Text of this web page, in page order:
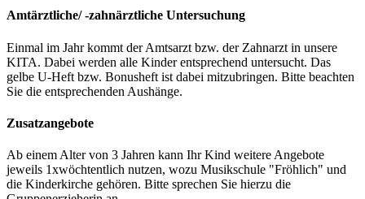
Amtärztliche/ -zahnärztliche Untersuchung
Einmal im Jahr kommt der Amtsarzt bzw. der Zahnarzt in unsere
KITA. Dabei werden alle Kinder entsprechend untersucht. Das
gelbe U-Heft bzw. Bonusheft ist dabei mitzubringen. Bitte beachten
Sie die entsprechenden Aushänge.
Zusatzangebote
Ab einem Alter von 3 Jahren kann Ihr Kind weitere Angebote
jeweils 1xwöchtentlich nutzen, wozu Musikschule "Fröhlich" und
die Kinderkirche gehören. Bitte sprechen Sie hierzu die